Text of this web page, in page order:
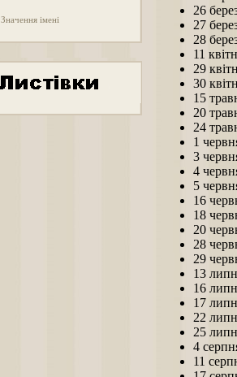
Значення імені
26
27
28
11
29
30
15
20
24
1
3
4
5
16
18
20
28
29
13
16
17
22
25
4
11